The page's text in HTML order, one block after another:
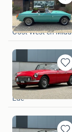
in
Mijn
Loco Classics
Oost West en
in
Mijn
Imparts B.V.
Ede